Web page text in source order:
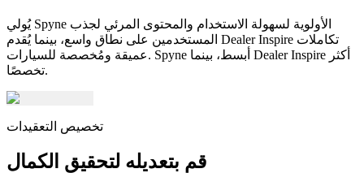
يُولي Spyne الأولوية لسهولة الاستخدام والمحتوى المرئي لجذب
المستخدمين على نطاق واسع، بينما يُقدم Dealer Inspire تكاملات
عميقة ومُخصصة للسيارات. Spyne أبسط، بينما Dealer Inspire أكثر
تخصصًا.
تخصيص التعقيدات
قم بتعديله لتحقيق الكمال